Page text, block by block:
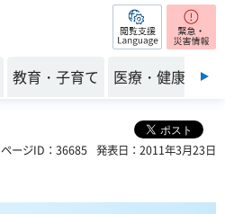
閲覧支援
教育・子育て 医療・健康・福
ページID：36685 発表日：2011年3月23日